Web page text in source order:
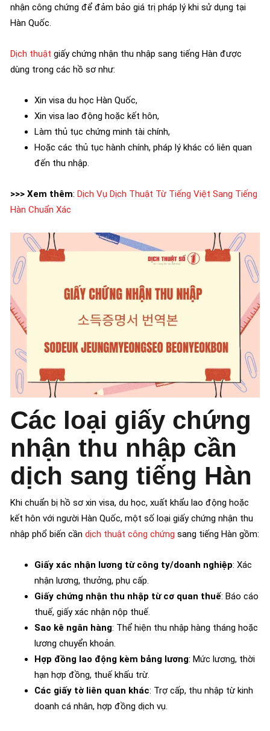
nhận công chứng để đảm bảo giá trị pháp lý khi sử dụng tại
Hàn Quốc.
Dịch thuật giấy chứng nhận thu nhập sang tiếng Hàn được
dùng trong các hồ sơ như:
Xin visa du học Hàn Quốc,
Xin visa lao động hoặc kết hôn,
Làm thủ tục chứng minh tài chính,
Hoặc các thủ tục hành chính, pháp lý khác có liên quan
đến thu nhập.
>>> Xem thêm: Dịch Vụ Dịch Thuật Từ Tiếng Việt Sang Tiếng
Hàn Chuẩn Xác
Các loại giấy chứng
nhận thu nhập cần
dịch sang tiếng Hàn
Khi chuẩn bị hồ sơ xin visa, du học, xuất khẩu lao động hoặc
kết hôn với người Hàn Quốc, một số loại giấy chứng nhận thu
nhập phổ biến cần dịch thuật công chứng sang tiếng Hàn gồm:
Giấy xác nhận lương từ công ty/doanh nghiệp: Xác
nhận lương, thưởng, phụ cấp.
Giấy chứng nhận thu nhập từ cơ quan thuế: Báo cáo
thuế, giấy xác nhận nộp thuế.
Sao kê ngân hàng: Thể hiện thu nhập hàng tháng hoặc
lương chuyển khoản.
Hợp đồng lao động kèm bảng lương: Mức lương, thời
hạn hợp đồng, thuế khấu trừ.
Các giấy tờ liên quan khác: Trợ cấp, thu nhập từ kinh
doanh cá nhân, hợp đồng dịch vụ.